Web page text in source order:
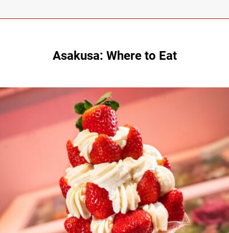
Asakusa: Where to Eat